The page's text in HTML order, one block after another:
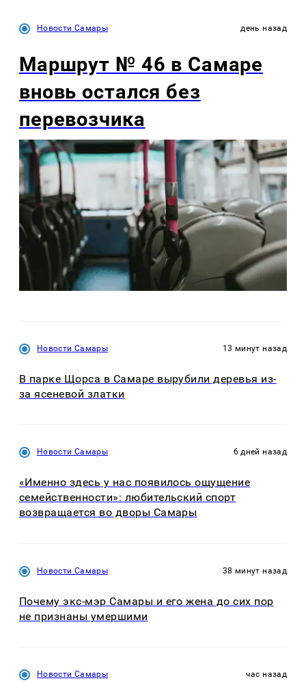
Новости Самары день назад
Маршрут № 46 в Самаре
вновь остался без
перевозчика
Новости Самары 13 минут назад
В парке Щорса в Самаре вырубили деревья из-
за ясеневой златки
Новости Самары 6 дней назад
«Именно здесь у нас появилось ощущение
семейственности»: любительский спорт
возвращается во дворы Самары
Новости Самары 38 минут назад
Почему экс-мэр Самары и его жена до сих пор
не признаны умершими
Новости Самары час назад